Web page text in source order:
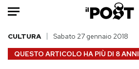
Auto
HOME
QUESTO ARTICOLO HA PIÙ DI 8 ANNI
CULTURA Sabato 27 gennaio 2018